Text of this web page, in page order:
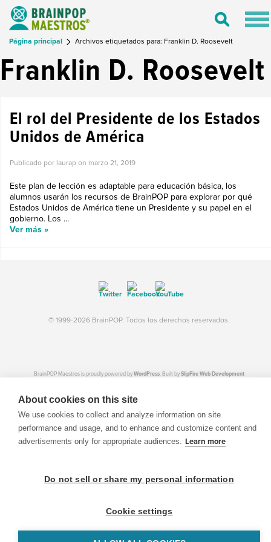
Toggle
Página principal Archivos etiquetados para: Franklin D. Roosevelt
Franklin D. Roosevelt
El rol del Presidente de los Estados
Unidos de América
Publicado por laurap on marzo 21, 2019
Este plan de lección es adaptable para educación básica, los
alumnos usarán los recursos de BrainPOP para explorar por qué
Estados Unidos de América tiene un Presidente y su papel en el
gobierno. Los ...
Ver más »
© 1999-2026 BrainPOP. Todos los derechos reservados.
BrainPOP Maestros is proudly powered byWordPress. Built bySlipFire Web Development
About cookies on this site
We use cookies to collect and analyze information on site
performance and usage, and to enhance and customize content and
advertisements only for appropriate audiences. Learn more
Do not sell or share my personal information
Cookie settings